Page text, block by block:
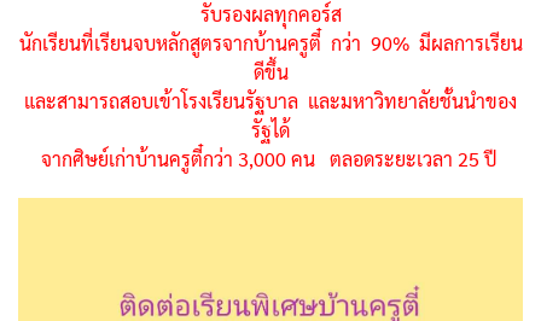
รับรองผลทุกคอร์ส
นักเรียนที่เรียนจบหลักสูตรจากบ้านครูตี๋ กว่า 90% มีผลการเรียน
ดีขึ้น
และสามารถสอบเข้าโรงเรียนรัฐบาล และมหาวิทยาลัยชั้นนำของ
รัฐได้
จากศิษย์เก่าบ้านครูตี๋กว่า 3,000 คน ตลอดระยะเวลา 25 ปี